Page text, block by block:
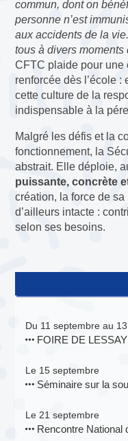
commun, dont on
personne n’est
aux accidents de la
tous à divers
CFTC plaide pour
renforcée dès l’école :
cette culture de la
indispensable à la
Malgré les défis et la
fonctionnement, la
abstrait. Elle déploie,
puissante, concrète
création, la force de
d’ailleurs intacte :
selon ses besoins.
Du 11 septembre au
FOIRE DE
Le 15 septembre
Séminaire sur la
Le 21 septembre
Rencontre National